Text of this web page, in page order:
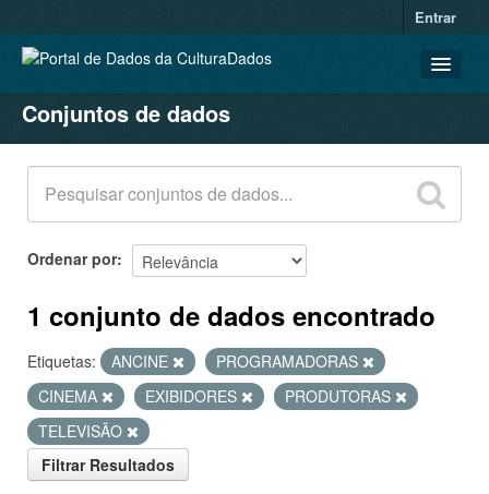
Entrar
CONJUNTOS DE DADOS
ORGANIZAÇÕES
GRUPOS
SOBRE
Conjuntos de dados
Ordenar por
1 conjunto de dados encontrado
Etiquetas: ANCINE
PROGRAMADORAS
CINEMA
EXIBIDORES
PRODUTORAS
TELEVISÃO
Filtrar Resultados